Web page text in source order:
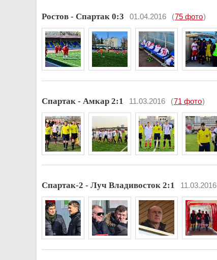
Ростов - Спартак 0:3 01.04.2016 (75 фото)
Спартак - Амкар 2:1 11.03.2016 (71 фото)
Спартак-2 - Луч Владивосток 2:1 11.03.2016